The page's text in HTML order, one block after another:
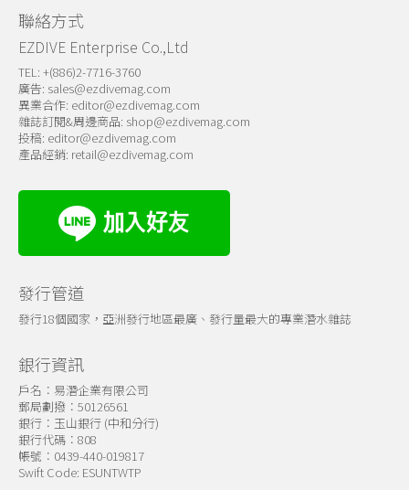
聯絡方式
EZDIVE Enterprise Co.,Ltd
TEL: +(886)2-7716-3760
廣告: sales@ezdivemag.com
異業合作: editor@ezdivemag.com
雜誌訂閱&周邊商品: shop@ezdivemag.com
投稿: editor@ezdivemag.com
產品經銷: retail@ezdivemag.com
發行管道
發行18個國家，亞洲發行地區最廣、發行量最大的專業潛水雜誌
銀行資訊
戶名：易潛企業有限公司
郵局劃撥：50126561
銀行：玉山銀行 (中和分行)
銀行代碼：808
帳號：0439-440-019817
Swift Code: ESUNTWTP